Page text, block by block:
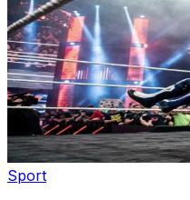
Sport